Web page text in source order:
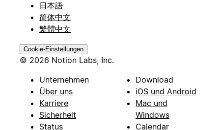
日本語
简体中文
繁體中文
Cookie-Einstellungen
© 2026 Notion Labs, Inc.
Unternehmen
Über uns
Karriere
Sicherheit
Status
Download
iOS und Android
Mac und
Windows
Calendar